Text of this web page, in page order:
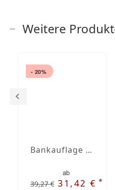
Weitere
- 20%
Bankauflage nach Maß mit Stegsaum
ab
39,27 € 31,42 €*